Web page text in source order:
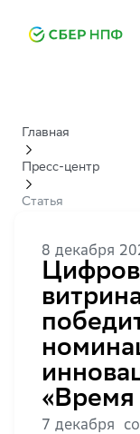
Главная
Пресс-центр
Статья
8 декабря
«Время
7 декабря